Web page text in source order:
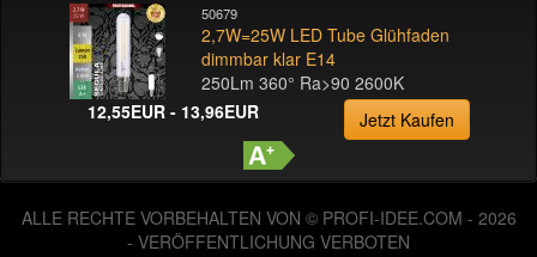
50679
2,7W=25W LED Tube Glühfaden
dimmbar klar E14
250Lm 360° Ra>90 2600K
12,55EUR - 13,96EUR
Jetzt Kaufen
ALLE RECHTE VORBEHALTEN VON © PROFI-IDEE.COM - 2026
- VERÖFFENTLICHUNG VERBOTEN